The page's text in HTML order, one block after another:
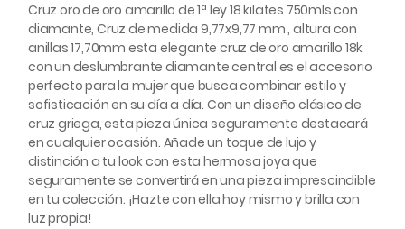
Cruz oro de oro amarillo de 1ª ley 18 kilates 750mls con
diamante, Cruz de medida 9,77x9,77 mm , altura con
anillas 17,70mm esta elegante cruz de oro amarillo 18k
con un deslumbrante diamante central es el accesorio
perfecto para la mujer que busca combinar estilo y
sofisticación en su día a día. Con un diseño clásico de
cruz griega, esta pieza única seguramente destacará
en cualquier ocasión. Añade un toque de lujo y
distinción a tu look con esta hermosa joya que
seguramente se convertirá en una pieza imprescindible
en tu colección. ¡Hazte con ella hoy mismo y brilla con
luz propia!